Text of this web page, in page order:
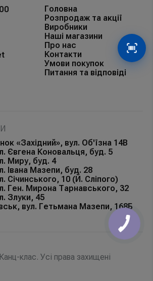
Головна
Розпродаж та акції
Виробники
Наші магазини
Про нас
Контакти
Умови покупок
Питання та відповіді
«Західний», вул. Об'їзна 14В
Євгена Коновальця, буд. 5
Миру, буд. 4
Івана Мазепи, буд. 28
Січинського, 10 (Й. Сліпого)
Ген. Мирона Тарнавського, 32
Злуки, 45
вул. Гетьмана Мазепи, 168Б
клас. Усі права захищені